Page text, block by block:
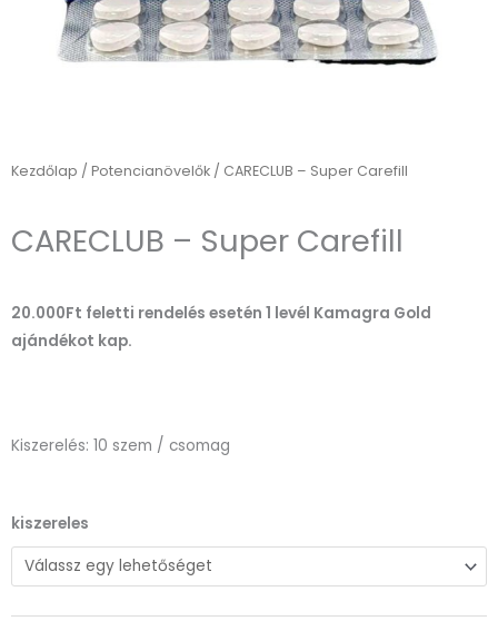
Kezdőlap / Potencianövelők / CARECLUB – Super Carefill
CARECLUB – Super Carefill
20.000Ft feletti rendelés esetén 1 levél Kamagra Gold
ajándékot kap.
Kiszerelés: 10 szem / csomag
kiszereles
CARECLUB
-
Super